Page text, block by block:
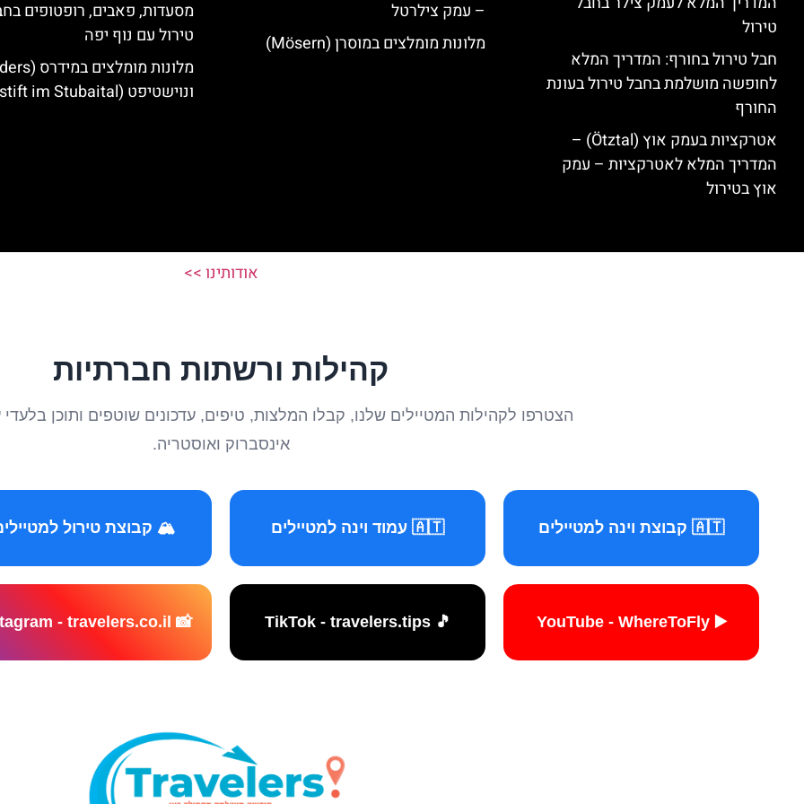
טירול
חבל טירול בחורף: המדריך המלא
לחופשה מושלמת בחבל טירול בעונת
החורף
אטרקציות בעמק אוץ (Ötztal) –
המדריך המלא לאטרקציות – עמק
אוץ בטירול
– עמק צילרטל
מלונות מומלצים במוסרן (Mösern)
מסעדות, פאבים, רופטופים
טירול עם נוף יפה
ונוישטיפט (Neustift im Stubaital)
אודותינו >>
קהילות ורשתות חברתיות
הצטרפו לקהילות המטיילים שלנו, קבלו המלצות, טיפים, עדכונים שוטפים ותוכן בלעדי
אינסברוק ואוסטריה.
🇦🇹 קבוצת וינה למטיילים 🇦🇹 עמוד וינה למטיילים 🏔️ קבוצת טירול
▶️ YouTube - WhereToFly
🎵 TikTok - travelers.tips
📸 Instagram - travelers.co.il